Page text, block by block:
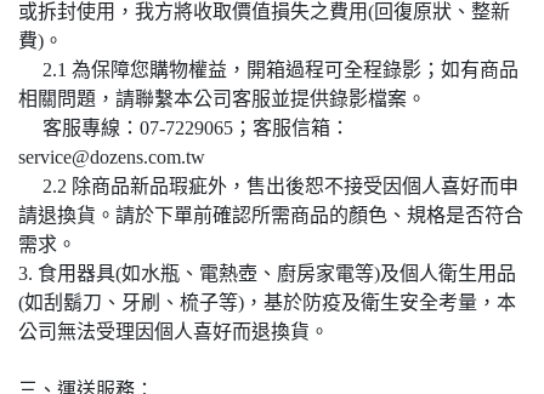
或拆封使用，我方將收取價值損失之費用(回復原狀、整新
費)。
2.1 為保障您購物權益，開箱過程可全程錄影；如有商品
相關問題，請聯繫本公司客服並提供錄影檔案。
客服專線：07-7229065；客服信箱：
service@dozens.com.tw
2.2 除商品新品瑕疵外，售出後恕不接受因個人喜好而申
請退換貨。請於下單前確認所需商品的顏色、規格是否符合
需求。
3. 食用器具(如水瓶、電熱壺、廚房家電等)及個人衛生用品
(如刮鬍刀、牙刷、梳子等)，基於防疫及衛生安全考量，本
公司無法受理因個人喜好而退換貨。